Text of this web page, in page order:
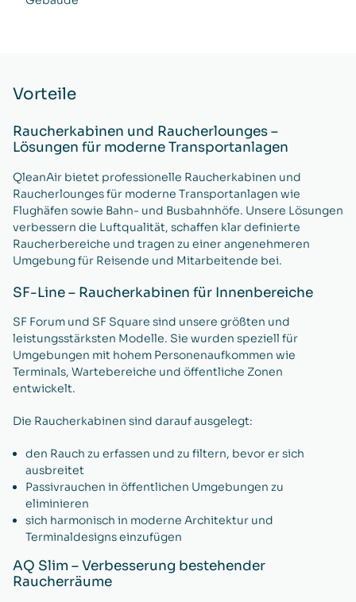
Vorteile
Raucherkabinen und Raucherlounges –
Lösungen für moderne Transportanlagen
QleanAir bietet professionelle Raucherkabinen und
Raucherlounges für moderne Transportanlagen wie
Flughäfen sowie Bahn- und Busbahnhöfe. Unsere Lösungen
verbessern die Luftqualität, schaffen klar definierte
Raucherbereiche und tragen zu einer angenehmeren
Umgebung für Reisende und Mitarbeitende bei.
SF-Line – Raucherkabinen für Innenbereiche
SF Forum und SF Square sind unsere größten und
leistungsstärksten Modelle. Sie wurden speziell für
Umgebungen mit hohem Personenaufkommen wie
Terminals, Wartebereiche und öffentliche Zonen
entwickelt.
Die Raucherkabinen sind darauf ausgelegt:
den Rauch zu erfassen und zu filtern, bevor er sich
ausbreitet
Passivrauchen in öffentlichen Umgebungen zu
eliminieren
sich harmonisch in moderne Architektur und
Terminaldesigns einzufügen
AQ Slim – Verbesserung bestehender
Raucherräume